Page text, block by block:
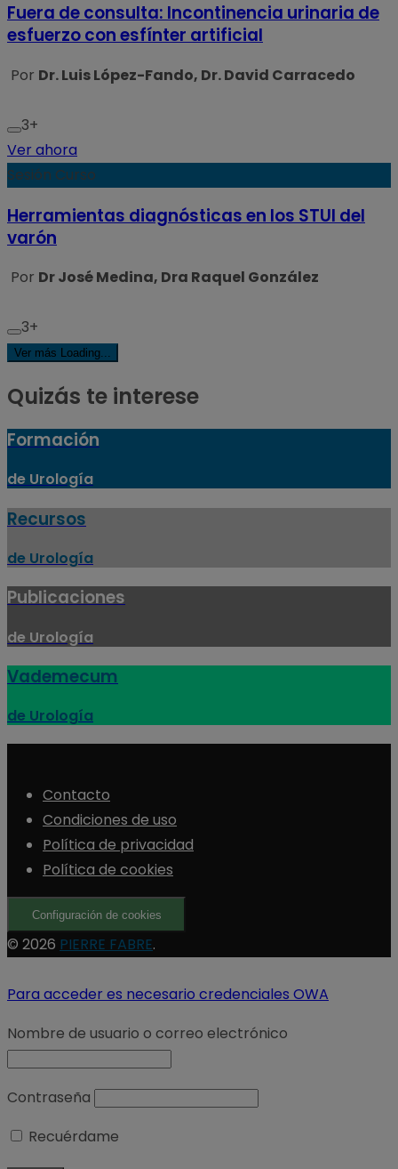
Fuera de consulta: Incontinencia urinaria de
esfuerzo con esfínter artificial
Por Dr. Luis López-Fando, Dr. David Carracedo
3+
Ver ahora
Sesión Curso
Herramientas diagnósticas en los STUI del
varón
Por Dr José Medina, Dra Raquel González
3+
Ver más Loading...
Quizás te interese
Formación
de Urología
Recursos
de Urología
Publicaciones
de Urología
Vademecum
de Urología
Contacto
Condiciones de uso
Política de privacidad
Política de cookies
Configuración de cookies
© 2026 PIERRE FABRE.
Para acceder es necesario credenciales OWA
Nombre de usuario o correo electrónico
Contraseña
Recuérdame